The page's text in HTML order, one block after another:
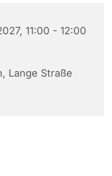
11:00 - 12:00
Lange Straße